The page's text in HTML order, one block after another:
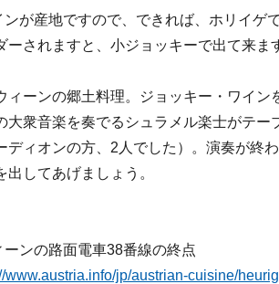
が産地ですので、できれば、ホリイゲ
ーされますと、小ジョッキーで出て来ま
ィーンの郷土料理。ジョッキー・ワイン
大衆音楽を奏でるシュラメル楽士がテ
ディオンの方、2人でした）。演奏が終
出してあげましょう。
ーンの路面電車38番線の終点
www.austria.info/jp/austrian-cuisine/